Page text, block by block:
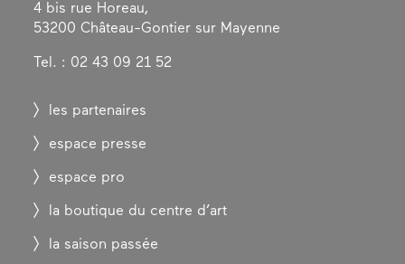
4 bis rue Horeau,
53200 Château-Gontier sur Mayenne
Tel. : 02 43 09 21 52
les partenaires
espace presse
espace pro
la boutique du centre d’art
la saison passée